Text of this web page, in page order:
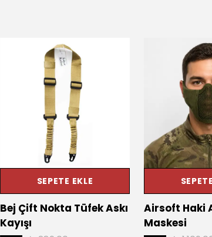
SEPETE EKLE
Bej Çift Nokta Tüfek Askı
Kayışı
Airsoft Haki
Maskesi